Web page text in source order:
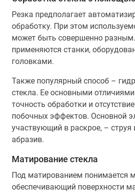
Резка предполагает
обработку. При этом
может быть совершенно
применяются станки,
головками.
Также популярный способ –
стекла. Ее основными
точность обработки и
побочных эффектов. Основной
участвующий в раскрое, –
абразив.
Матирование стекла
Под матированием понимается
обеспечивающий поверхности